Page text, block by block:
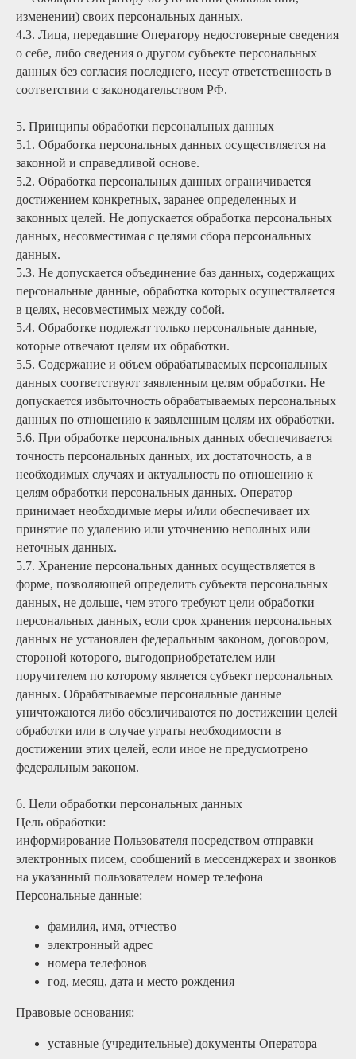
изменении) своих персональных данных.
4.3. Лица, передавшие Оператору недостоверные сведения
о себе, либо сведения о другом субъекте персональных
данных без согласия последнего, несут ответственность в
соответствии с законодательством РФ.
5. Принципы обработки персональных данных
5.1. Обработка персональных данных осуществляется на
законной и справедливой основе.
5.2. Обработка персональных данных ограничивается
достижением конкретных, заранее определенных и
законных целей. Не допускается обработка персональных
данных, несовместимая с целями сбора персональных
данных.
5.3. Не допускается объединение баз данных, содержащих
персональные данные, обработка которых осуществляется
в целях, несовместимых между собой.
5.4. Обработке подлежат только персональные данные,
которые отвечают целям их обработки.
5.5. Содержание и объем обрабатываемых персональных
данных соответствуют заявленным целям обработки. Не
допускается избыточность обрабатываемых персональных
данных по отношению к заявленным целям их обработки.
5.6. При обработке персональных данных обеспечивается
точность персональных данных, их достаточность, а в
необходимых случаях и актуальность по отношению к
целям обработки персональных данных. Оператор
принимает необходимые меры и/или обеспечивает их
принятие по удалению или уточнению неполных или
неточных данных.
5.7. Хранение персональных данных осуществляется в
форме, позволяющей определить субъекта персональных
данных, не дольше, чем этого требуют цели обработки
персональных данных, если срок хранения персональных
данных не установлен федеральным законом, договором,
стороной которого, выгодоприобретателем или
поручителем по которому является субъект персональных
данных. Обрабатываемые персональные данные
уничтожаются либо обезличиваются по достижении целей
обработки или в случае утраты необходимости в
достижении этих целей, если иное не предусмотрено
федеральным законом.
6. Цели обработки персональных данных
Цель обработки:
информирование Пользователя посредством отправки
электронных писем, сообщений в мессенджерах и звонков
на указанный пользователем номер телефона
Персональные данные:
фамилия, имя, отчество
электронный адрес
номера телефонов
год, месяц, дата и место рождения
Правовые основания:
уставные (учредительные) документы Оператора